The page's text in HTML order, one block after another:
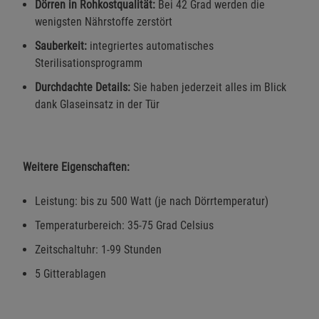
Dörren in Rohkostqualität: Bei 42 Grad werden die
wenigsten Nährstoffe zerstört
Sauberkeit: integriertes automatisches
Sterilisationsprogramm
Durchdachte Details: Sie haben jederzeit alles im Blick
dank Glaseinsatz in der Tür
Weitere Eigenschaften:
Leistung: bis zu 500 Watt (je nach Dörrtemperatur)
Temperaturbereich: 35-75 Grad Celsius
Zeitschaltuhr: 1-99 Stunden
5 Gitterablagen
Notwendige Cookies (5)
Beschreibung Notwendige Cookies
Cookie-Informationenanzeigen
Cookie-Informationen
Statistik Cookies (2)
Beschreibung Statistik Cookies